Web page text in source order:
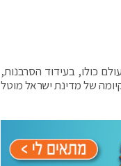
כולו, בעידוד הסרבנות,
של מדינת ישראל מוטל